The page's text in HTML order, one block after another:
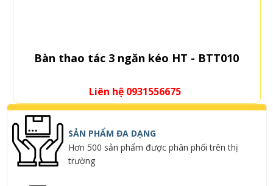
- BTT010 Bàn thao tác HT -
Liên hệ 0931556675
SẢN PHẨM ĐA DẠNG
Hơn 500 sản phẩm được phân phối trên thị
trường